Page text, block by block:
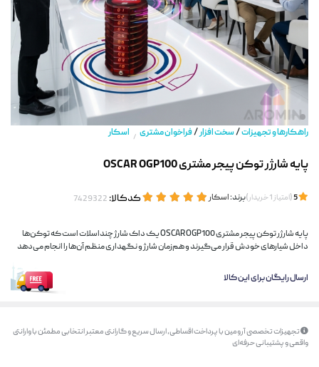
راهکارها و تجهیزات/سخت افزار/فراخوان مشتری / اسکار
پایه شارژر توکن پیجر مشتری OSCAR OGP100
(امتیاز1خریدار)برند:اسکار کدکالا:
پایه شارژر توکن پیجر مشتری OSCAR OGP100 یک داک شارژ چنداسلات است که توکن‌ها
داخل شیارهای خودش قرار می‌گیرند و هم‌زمان شارژ و نگهداری منظم آن‌ها را انجام می‌دهد
ارسال رایگان برای این کالا
تجهیزات تخصصی آرومین با پرداخت اقساطی، ارسال سریع و گارانتی معتبر انتخابی مطمئن با وارانتی
واقعی و پشتیبانی حرفه‌ای